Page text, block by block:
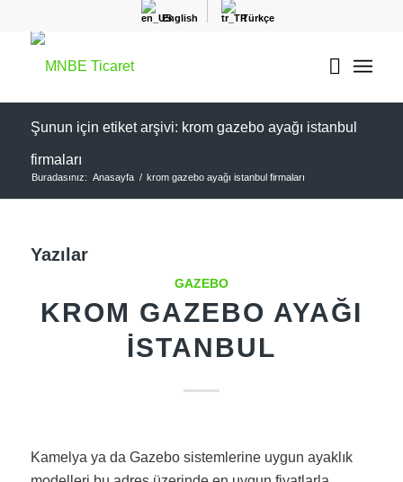
English Türkçe
Şunun için etiket arşivi: krom gazebo ayağı istanbul
firmaları
Buradasınız: Anasayfa / krom gazebo ayağı istanbul firmaları
Yazılar
GAZEBO
KROM GAZEBO AYAĞI
İSTANBUL
Kamelya ya da Gazebo sistemlerine uygun ayaklık